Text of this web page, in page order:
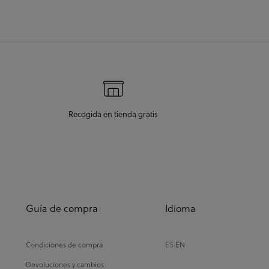
Recogida en tienda gratis
Guía de compra
Condiciones de compra
Devoluciones y cambios
Idioma
ES EN